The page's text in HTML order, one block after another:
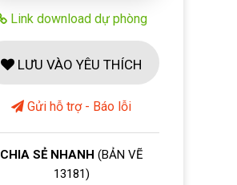
Link download dự phòng
LƯU VÀO YÊU THÍCH
Gửi hỗ trợ - Báo lỗi
CHIA SẺ NHANH (BẢN VẼ
13181)